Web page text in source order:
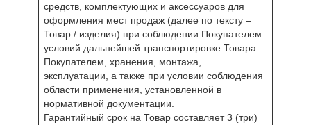
средств, комплектующих и аксессуаров для
оформления мест продаж (далее по тексту –
Товар / изделия) при соблюдении Покупателем
условий дальнейшей транспортировке Товара
Покупателем, хранения, монтажа,
эксплуатации, а также при условии соблюдения
области применения, установленной в
нормативной документации.
Гарантийный срок на Товар составляет 3 (три)